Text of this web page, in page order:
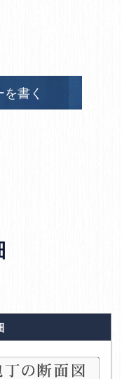
書く